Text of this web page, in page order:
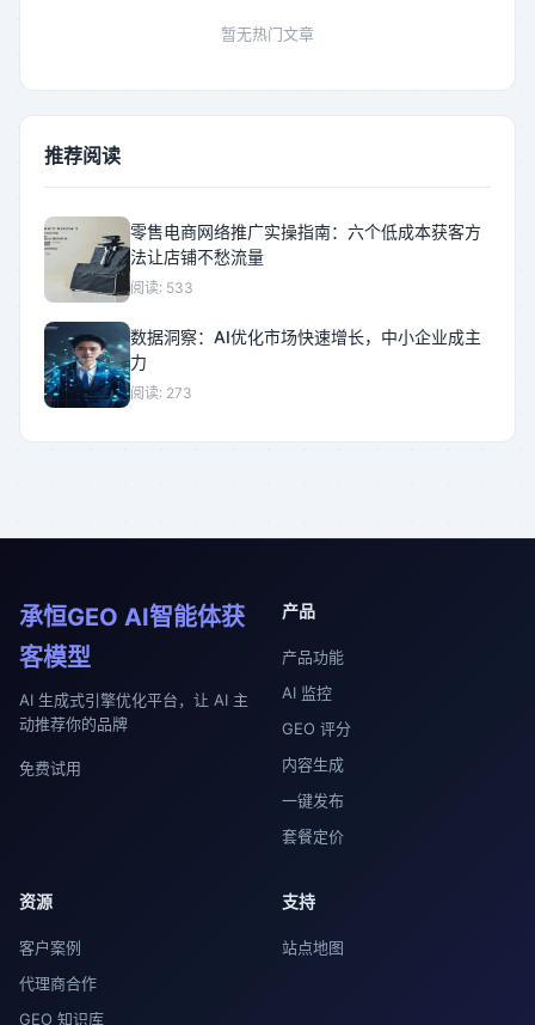
暂无热门文章
推荐阅读
零售电商网络推广实操指南：六个低成本获客方
法让店铺不愁流量
阅读: 533
数据洞察：AI优化市场快速增长，中小企业成主
力
阅读: 273
承恒GEO AI智能体获
客模型
AI 生成式引擎优化平台，让 AI 主
动推荐你的品牌
免费试用
产品
产品功能
AI 监控
GEO 评分
内容生成
一键发布
套餐定价
资源
客户案例
代理商合作
GEO 知识库
支持
站点地图